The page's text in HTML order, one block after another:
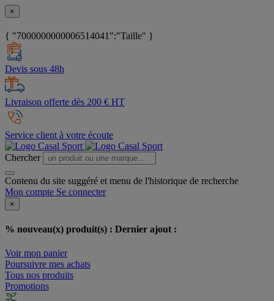
×
{ "7000000000006514041":"Taille" }
Devis sous 48h
Livraison offerte dès 200 € HT
Service client à votre écoute
Chercher
Contenu du site suggéré et menu de l'historique de recherche
Mon compte Se connecter
×
% nouveau(x) produit(s) : Dernier ajout :
Voir mon panier
Poursuivre mes achats
Tous nos produits
Promotions